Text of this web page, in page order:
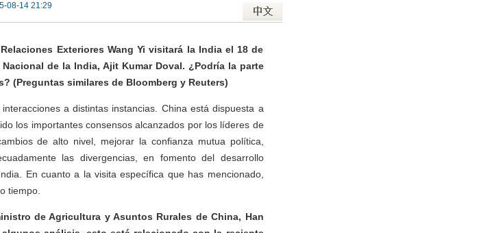
08-14 21:29
Exteriores Wang Yi visitará la India el 18 de
de la India, Ajit Kumar Doval. ¿Podría la parte
(Preguntas similares de Bloomberg y Reuters)
a distintas instancias. China está dispuesta a
los importantes consensos alcanzados por los líderes de
de alto nivel, mejorar la confianza mutua política,
las divergencias, en fomento del desarrollo
En cuanto a la visita específica que has mencionado,
tiempo.
de Agricultura y Asuntos Rurales de China, Han